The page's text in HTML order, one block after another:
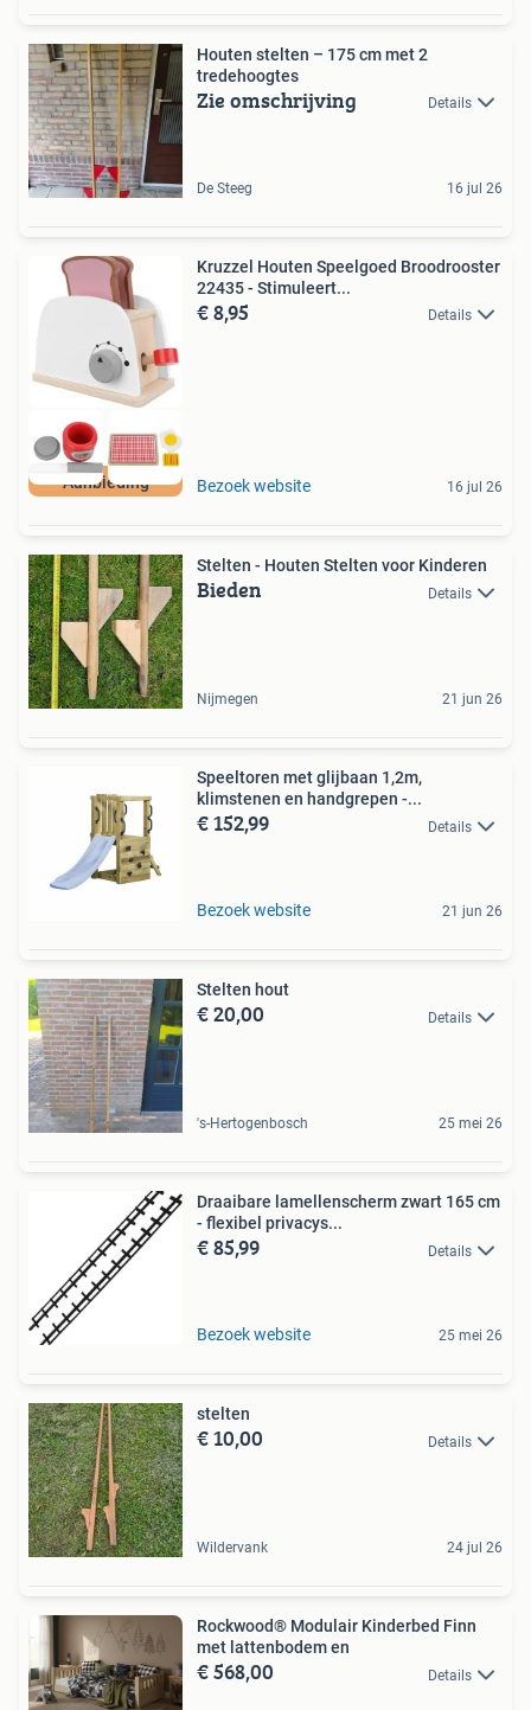
Houten stelten – 175 cm met 2
tredehoogtes
Zie omschrijving Details
De Steeg 16 jul 26
Aanbieding
Kruzzel Houten Speelgoed Broodrooster
22435 - Stimuleert...
€ 8,95 Details
Bezoek website 16 jul 26
Stelten - Houten Stelten voor Kinderen
Bieden Details
Nijmegen 21 jun 26
Speeltoren met glijbaan 1,2m,
klimstenen en handgrepen -...
€ 152,99 Details
Bezoek website 21 jun 26
Stelten hout
€ 20,00 Details
's-Hertogenbosch 25 mei 26
Draaibare lamellenscherm zwart 165 cm
- flexibel privacys...
€ 85,99 Details
Bezoek website 25 mei 26
stelten
€ 10,00 Details
Wildervank 24 jul 26
Rockwood® Modulair Kinderbed Finn
met lattenbodem en
€ 568,00 Details